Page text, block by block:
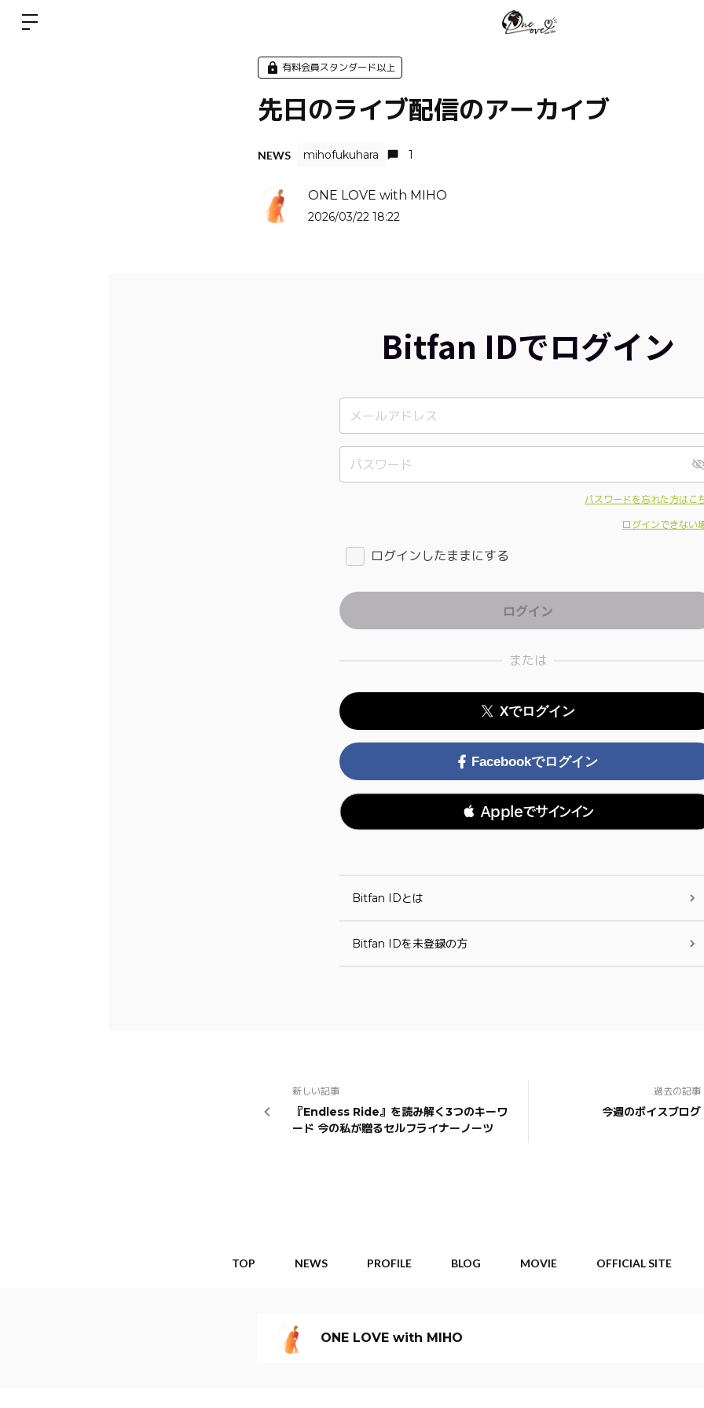
有料会員スタンダード以上
先日のライブ配信のアーカイブ
NEWS mihofukuhara 1
ONE LOVE with MIHO
2026/03/22 18:22
Bitfan IDでログイン
パスワードを忘れた方はこ
ログインできない
ログインしたままにする
または
Xでログイン
Facebookでログイン
 Appleでサインイン
Bitfan IDとは
Bitfan IDを未登録の方
新しい記事
『Endless Ride』を読み解く3つのキーワ
ード 今の私が贈るセルフライナーノーツ
過去の記事
今週のボイスブログ
TOP NEWS PROFILE BLOG MOVIE OFFICIAL SITE
ONE LOVE with MIHO